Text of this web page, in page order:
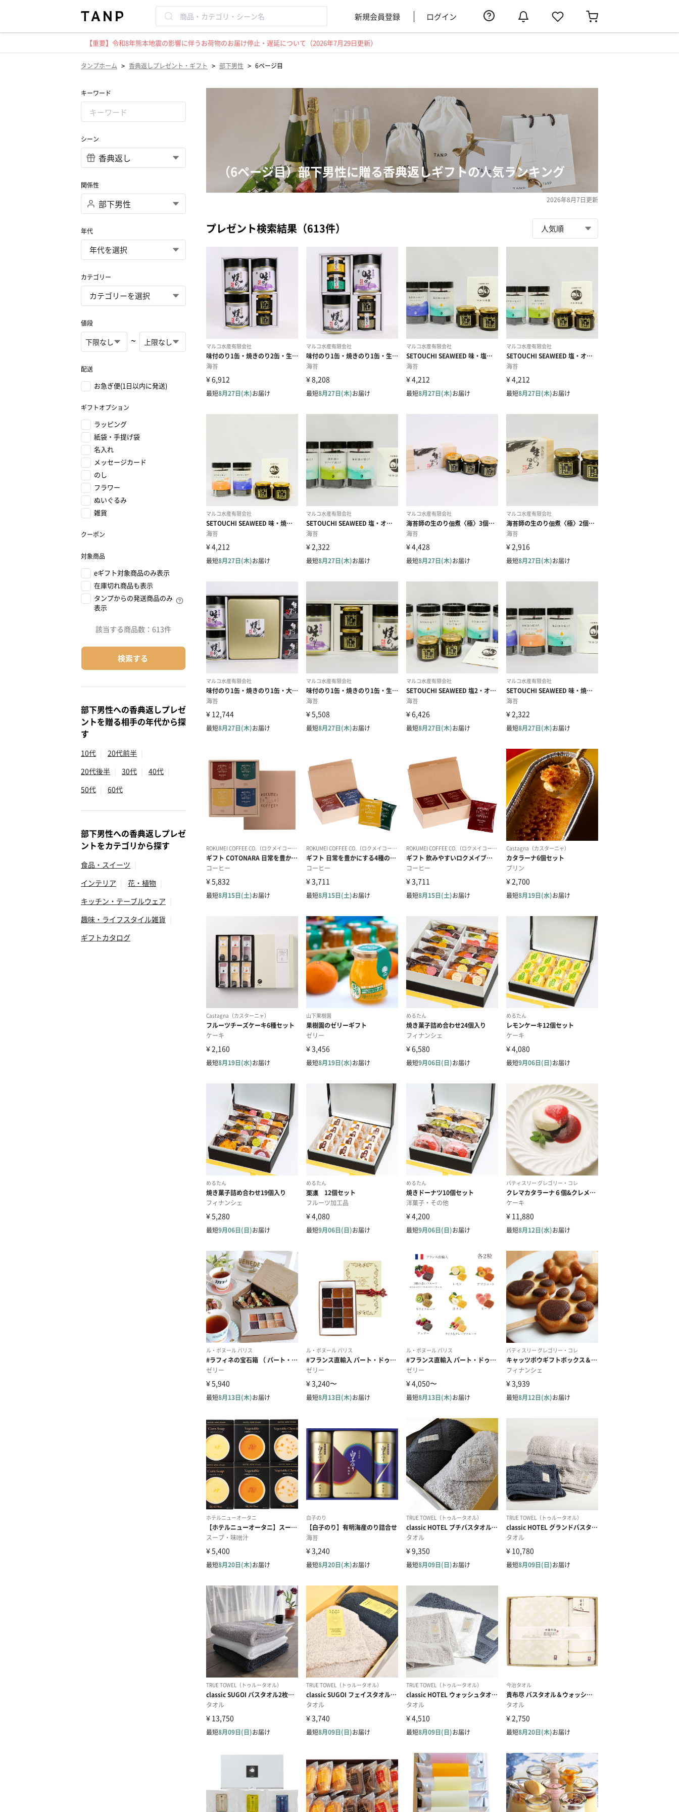
新規会員登録 ログイン
【重要】令和8年熊本地震の影響に伴うお荷物のお届け停止・遅延について（2026年7月29日更新）
タンプホーム > 香典返しプレゼント・ギフト > 部下男性 > 6ページ目
キーワード
シーン
関係性
年代
カテゴリー
値段
~
配送
お急ぎ便(1日以内に発送)
ギフトオプション
ラッピング
紙袋・手提げ袋
名入れ
メッセージカード
のし
フラワー
ぬいぐるみ
雑貨
クーポン
対象商品
eギフト対象商品のみ表示
在庫切れ商品も表示
タンプからの発送商品のみ
表示
該当する商品数： 613件
検索する
部下男性への香典返しプレゼ
ントを贈る相手の年代から探
す
10代 20代前半
20代後半
30代 40代
50代
60代
部下男性への香典返しプレゼ
ントをカテゴリから探す
食品・スイーツ
インテリア
花・植物
キッチン・テーブルウェア
趣味・ライフスタイル雑貨
ギフトカタログ
（6ページ目）部下男性に贈る香典返しギフトの人気ランキング
2026年8月7日更新
プレゼント検索結果（613件）